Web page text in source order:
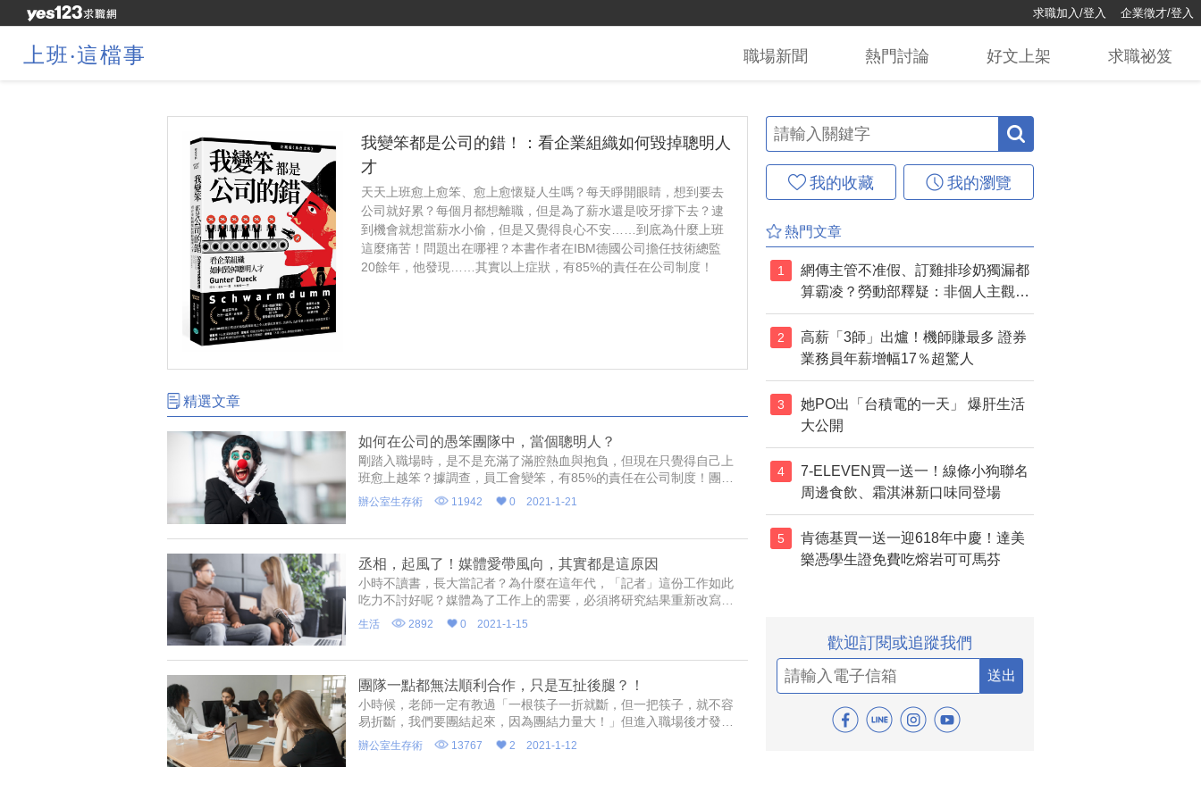
求職加入/登入 企業徵才/登入
上班‧這檔事 職場新聞 熱門討論 好文上架 求職祕笈
我變笨都是公司的錯！：看企業組織如何毀掉聰明人
才
天天上班愈上愈笨、愈上愈懷疑人生嗎？每天睜開眼睛，想到要去
公司就好累？每個月都想離職，但是為了薪水還是咬牙撐下去？逮
到機會就想當薪水小偷，但是又覺得良心不安……到底為什麼上班
這麼痛苦！問題出在哪裡？本書作者在IBM德國公司擔任技術總監
20餘年，他發現……其實以上症狀，有85%的責任在公司制度！
精選文章
如何在公司的愚笨團隊中，當個聰明人？
剛踏入職場時，是不是充滿了滿腔熱血與抱負，但現在只覺得自己上
班愈上越笨？據調查，員工會變笨，有85%的責任在公司制度！團結
就是力量大？才怪！事情真相是：一堆臭皮匠，也勝不過一個諸葛
亮。當個人進入團體之後，原本的自我特性就會被群體遮蔽，智力也
辦公室生存術 11942 0 2021-1-21
丞相，起風了！媒體愛帶風向，其實都是這原因
小時不讀書，長大當記者？為什麼在這年代，「記者」這份工作如此
吃力不討好呢？媒體為了工作上的需要，必須將研究結果重新改寫成
一篇更好的故事，這些詮釋根本沒有寫出正確的研究結果，且這種聳
動的標題在研究之中也找不到任何關聯性，甚至完全錯誤，但是它們
生活 2892 0 2021-1-15
團隊一點都無法順利合作，只是互扯後腿？！
小時候，老師一定有教過「一根筷子一折就斷，但一把筷子，就不容
易折斷，我們要團結起來，因為團結力量大！」但進入職場後才發
現：團隊合作讓人心累。我想表達的重點是：當我們獨自工作時，處
理問題聰明又俐落，但當進入團隊時，則會陷入鬼打牆窘境。更糟的
辦公室生存術 13767 2 2021-1-12
我的收藏 我的瀏覽
熱門文章
1
網傳主管不准假、訂雞排珍奶獨漏都
算霸凌？勞動部釋疑：非個人主觀感
受可認定
2
高薪「3師」出爐！機師賺最多 證券
業務員年薪增幅17％超驚人
3
她PO出「台積電的一天」 爆肝生活
大公開
4
7-ELEVEN買一送一！線條小狗聯名
周邊食飲、霜淇淋新口味同登場
5
肯德基買一送一迎618年中慶！達美
樂憑學生證免費吃熔岩可可馬芬
歡迎訂閱或追蹤我們
送出